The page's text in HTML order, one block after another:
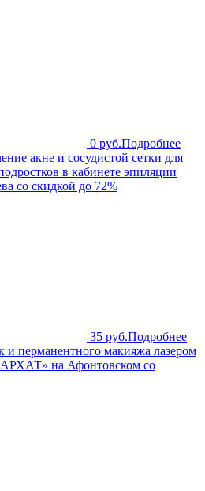
0 руб.Подробнее
акне и сосудистой сетки для
в кабинете эпиляции
со скидкой до 72%
35 руб.Подробнее
и перманентного макияжа лазером
на Афонтовском со